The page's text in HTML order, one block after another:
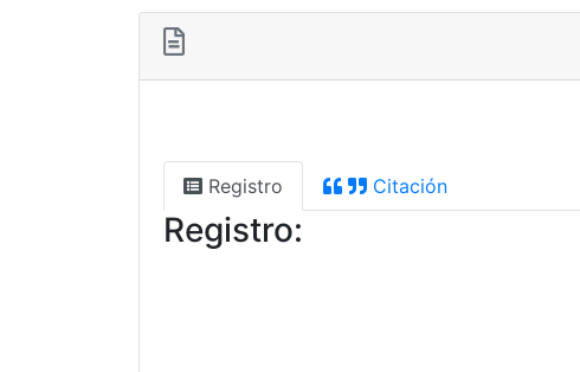
Registro Citación
Registro: